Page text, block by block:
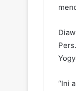
“Ini